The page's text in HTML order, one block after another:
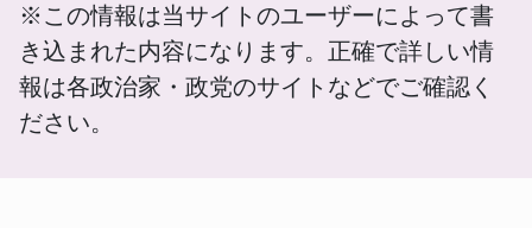
※この情報は当サイトのユーザーによって書
き込まれた内容になります。正確で詳しい情
報は各政治家・政党のサイトなどでご確認く
ださい。